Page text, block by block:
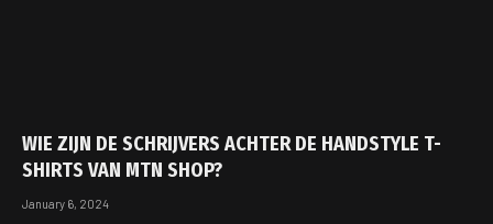
WIE ZIJN DE SCHRIJVERS ACHTER DE HANDSTYLE T-
SHIRTS VAN MTN SHOP?
January 6, 2024